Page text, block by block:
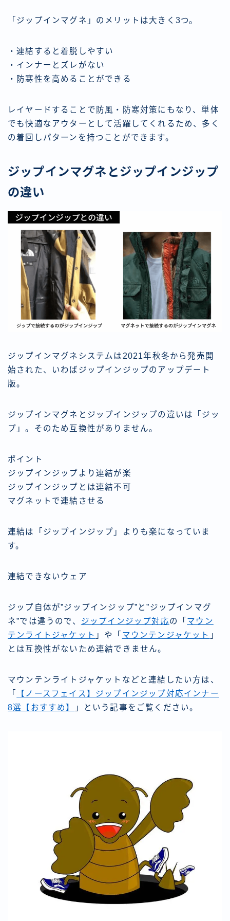
「ジップインマグネ」のメリットは大きく3つ。
・連結すると着脱しやすい
・インナーとズレがない
・防寒性を高めることができる
レイヤードすることで防風・防寒対策にもなり、単体
でも快適なアウターとして活躍してくれるため、多く
の着回しパターンを持つことができます。
ジップインマグネとジップインジップ
の違い
ジップインマグネシステムは2021年秋冬から発売開
始された、いわばジップインジップのアップデート
版。
ジップインマグネとジップインジップの違いは「ジッ
プ」。そのため互換性がありません。
ポイント
ジップインジップより連結が楽
ジップインジップとは連結不可
マグネットで連結させる
連結は「ジップインジップ」よりも楽になっていま
す。
連結できないウェア
ジップ自体が”ジップインジップ”と”ジップインマグ
ネ”では違うので、 ジップインジップ対応の「 マウン
テンライトジャケット 」や「 マウンテンジャケット 」
とは互換性がないため連結できません。
マウンテンライトジャケットなどと連結したい方は、
「
【ノースフェイス】ジップインジップ対応インナー
8選【おすすめ】
」という記事をご覧ください。